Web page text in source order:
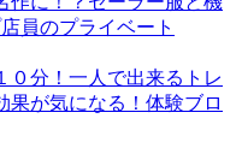
員のプライベート
分！一人で出来るトレ
果が気になる！体験ブロ